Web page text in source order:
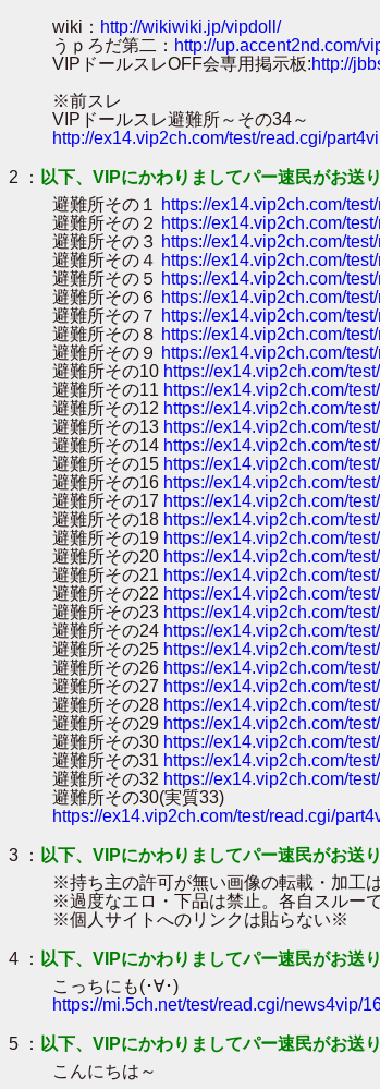
wiki： http://wikiwiki.jp/vipdoll/
うｐろだ第二： http://up.accent2nd.com/
VIPドールスレOFF会専用掲示板:http://
※前スレ
VIPドールスレ避難所～その34～
http://ex14.vip2ch.com/test/read.cgi/
2 ： 以下、VIPにかわりましてパー速民がお送
避難所その１
https://ex14.vip2ch.com/
避難所その２ https://ex14.vip2ch.com/
避難所その３ https://ex14.vip2ch.com/
避難所その４ https://ex14.vip2ch.com/
避難所その５ https://ex14.vip2ch.com/
避難所その６ https://ex14.vip2ch.com/
避難所その７ https://ex14.vip2ch.com/
避難所その８ https://ex14.vip2ch.com/
避難所その９ https://ex14.vip2ch.com/
避難所その10 https://ex14.vip2ch.com/
避難所その11 https://ex14.vip2ch.com/
避難所その12 https://ex14.vip2ch.com/
避難所その13 https://ex14.vip2ch.com/
避難所その14 https://ex14.vip2ch.com/
避難所その15 https://ex14.vip2ch.com/
避難所その16 https://ex14.vip2ch.com/
避難所その17 https://ex14.vip2ch.com/
避難所その18 https://ex14.vip2ch.com/
避難所その19 https://ex14.vip2ch.com/
避難所その20 https://ex14.vip2ch.com/
避難所その21 https://ex14.vip2ch.com/
避難所その22 https://ex14.vip2ch.com/
避難所その23 https://ex14.vip2ch.com/
避難所その24 https://ex14.vip2ch.com/
避難所その25 https://ex14.vip2ch.com/
避難所その26 https://ex14.vip2ch.com/
避難所その27 https://ex14.vip2ch.com/
避難所その28 https://ex14.vip2ch.com/
避難所その29 https://ex14.vip2ch.com/
避難所その30 https://ex14.vip2ch.com/
避難所その31 https://ex14.vip2ch.com/
避難所その32 https://ex14.vip2ch.com/
避難所その30(実質33)
https://ex14.vip2ch.com/test/read.cgi/
3 ： 以下、VIPにかわりましてパー速民がお送
※持ち主の許可が無い画像の転載・加工
※過度なエロ・下品は禁止。各自スルー
※個人サイトへのリンクは貼らない※
4 ： 以下、VIPにかわりましてパー速民がお送
こっちにも(･∀･)
https://mi.5ch.net/test/read.cgi/news4vip/
5 ： 以下、VIPにかわりましてパー速民がお送
こんにちは～